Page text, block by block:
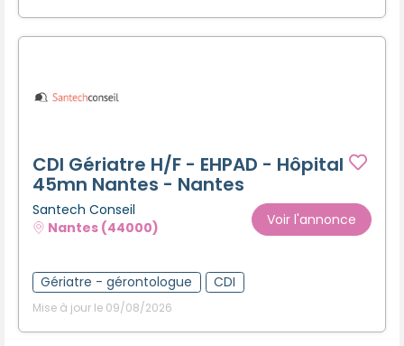
CDI Gériatre H/F - EHPAD - Hôpital
45mn Nantes - Nantes
Santech Conseil
Nantes (44000)
Voir l'annonce
Gériatre - gérontologue CDI
Mise à jour le 09/08/2026